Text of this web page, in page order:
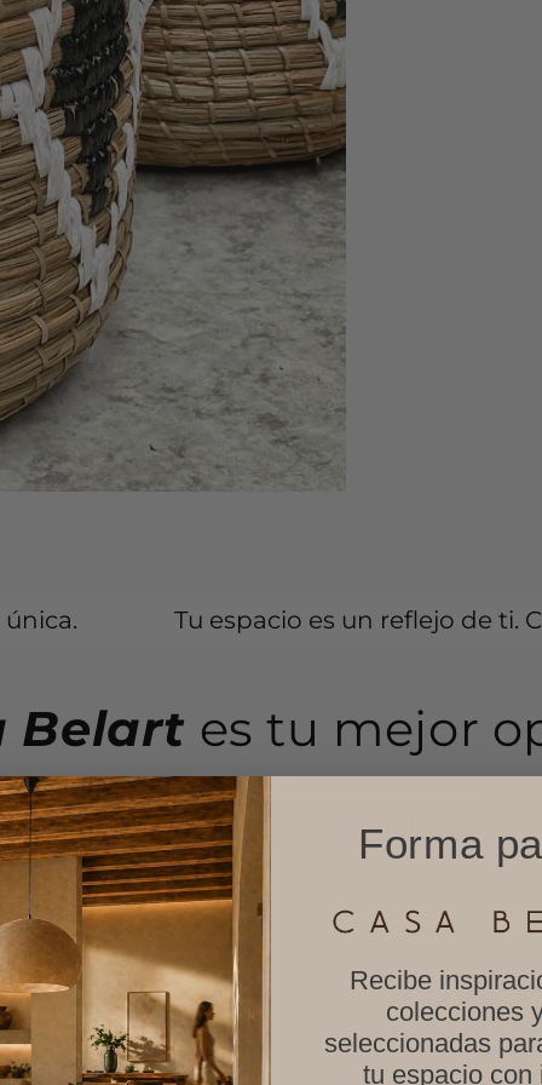
espacio es un reflejo de ti. Con nuestros
Belart es tu mejor
¡Te contamos por qué!
Forma
Recibe
colecciones
seleccionadas
tu espacio con